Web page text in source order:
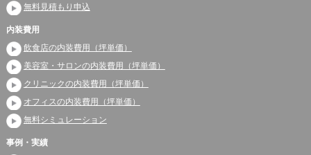
無料見積もり申込
内装費用
飲食店の内装費用（坪単価）
美容室・サロンの内装費用（坪単価）
クリニックの内装費用（坪単価）
オフィスの内装費用（坪単価）
無料シミュレーション
事例・実績